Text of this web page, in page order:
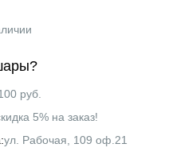
руб.
5% на заказ!
ул. Рабочая, 109 оф.21